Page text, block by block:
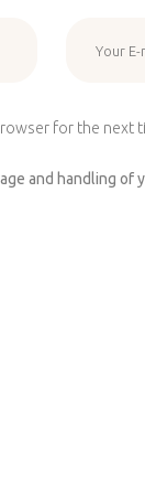
for the next
and handling of